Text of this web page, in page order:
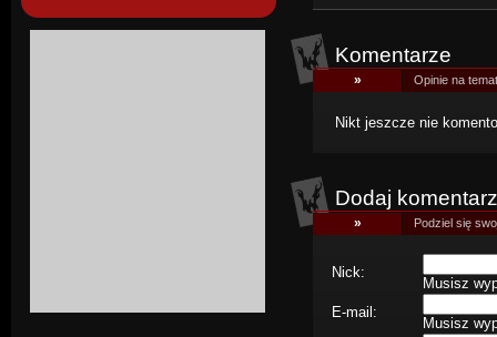
Komentarze
» Opinie na
Nikt jeszcze nie
Dodaj komentarz
» Podziel się
Nick:
Musisz
E-mail:
Musisz